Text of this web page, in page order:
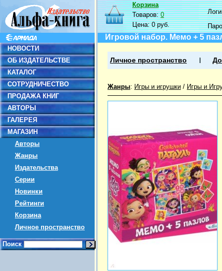
НОВОСТИ
ОБ ИЗДАТЕЛЬСТВЕ
КАТАЛОГ
СОТРУДНИЧЕСТВО
ПРОДАЖА КНИГ
АВТОРЫ
ГАЛЕРЕЯ
МАГАЗИН
Авторы
Жанры
Издательства
Серии
Новинки
Рейтинги
Корзина
Личное пространство
Поиск
Корзина
Товаров:0
Цена:0 руб.
Игровой набор. Мемо + 5
Личное пространство
Жанры: Игры и игрушки / Игры и